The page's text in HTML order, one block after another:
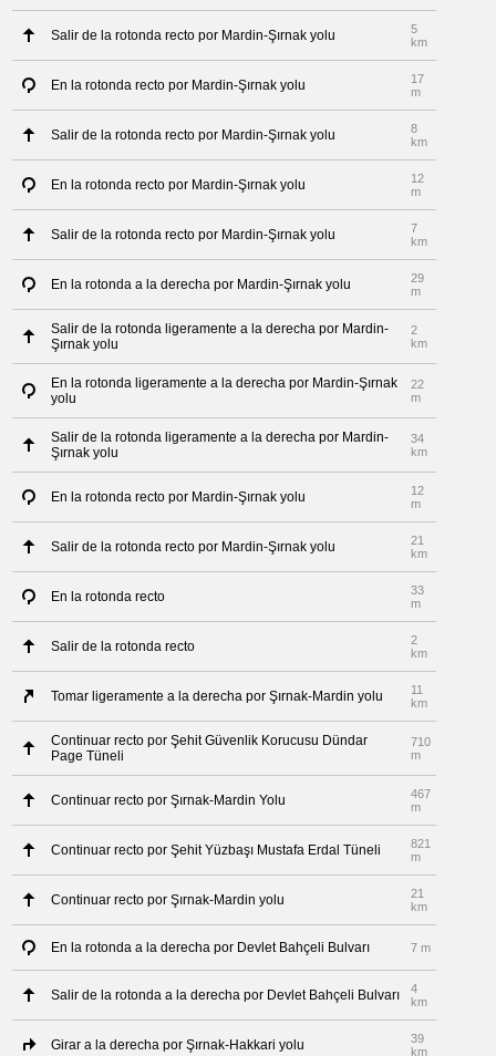
Salir de la rotonda recto por Mardin-Şırnak yolu
5
km
En la rotonda recto por Mardin-Şırnak yolu
17
m
Salir de la rotonda recto por Mardin-Şırnak yolu
8
km
En la rotonda recto por Mardin-Şırnak yolu
12
m
Salir de la rotonda recto por Mardin-Şırnak yolu
7
km
En la rotonda a la derecha por Mardin-Şırnak yolu
29
m
Salir de la rotonda ligeramente a la derecha por Mardin-
Şırnak yolu
2
km
En la rotonda ligeramente a la derecha por Mardin-Şırnak
yolu
22
m
Salir de la rotonda ligeramente a la derecha por Mardin-
Şırnak yolu
34
km
En la rotonda recto por Mardin-Şırnak yolu
12
m
Salir de la rotonda recto por Mardin-Şırnak yolu
21
km
En la rotonda recto
33
m
Salir de la rotonda recto
2
km
Tomar ligeramente a la derecha por Şırnak-Mardin yolu
11
km
Continuar recto por Şehit Güvenlik Korucusu Dündar
Page Tüneli
710
m
Continuar recto por Şırnak-Mardin Yolu
467
m
Continuar recto por Şehit Yüzbaşı Mustafa Erdal Tüneli
821
m
Continuar recto por Şırnak-Mardin yolu
21
km
En la rotonda a la derecha por Devlet Bahçeli Bulvarı 7 m
Salir de la rotonda a la derecha por Devlet Bahçeli Bulvarı
4
km
Girar a la derecha por Şırnak-Hakkari yolu
39
km